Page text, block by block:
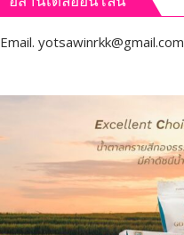
Email. yotsawinrkk@gmail.com